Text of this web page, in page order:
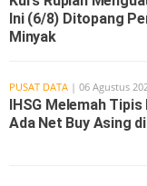
Ini (6/8) Ditopang
Minyak
PUSAT DATA | 06 Agustus
IHSG Melemah
Ada Net Buy Asing